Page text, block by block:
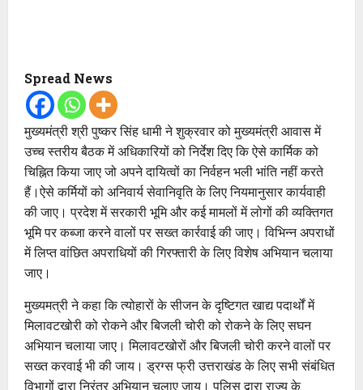
Spread News
मुख्यमंत्री श्री पुष्कर सिंह धामी ने शुक्रवार को मुख्यमंत्री आवास में
उच्च स्तरीय बैठक में अधिकारियों को निर्देश दिए कि ऐसे कार्मिक को
चिह्नित किया जाए जो अपने दायित्वों का निर्वहन भली भांति नहीं करते
हैं।ऐसे कर्मियों को अनिवार्य सेवानिवृति के लिए नियमानुसार कार्यवाही
की जाए। प्रदेश में सरकारी भूमि और कई मामलों में लोगों की व्यक्तिगत
भूमि पर कब्जा करने वालों पर सख्त कार्रवाई की जाए। विभिन्न अपराधों
में लिप्त वांछित अपराधियों की गिरफ्तारी के लिए विशेष अभियान चलाया
जाए।
मुख्यमत्री ने कहा कि त्योहारों के सीजन के दृष्टिगत खाद्य पदार्थों में
मिलावटखोरी को रोकने और बिजली चोरी को रोकने के लिए सघन
अभियान चलाया जाए। मिलावटखोरों और बिजली चोरी करने वालों पर
सख्त करवाई भी की जाय। ड्रग्स फ्री उत्तराखंड के लिए सभी संबंधित
विभागों द्वारा निरंतर अभियान चलाए जाय। पुलिस द्वारा राज्य के